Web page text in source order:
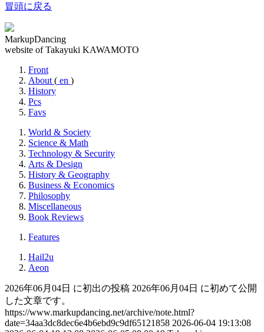
冒頭に戻る
MarkupDancing
website of Takayuki KAWAMOTO
Front
About ( en )
History
Pcs
Favs
World & Society
Science & Math
Technology & Security
Arts & Design
History & Geography
Business & Economics
Philosophy
Miscellaneous
Book Reviews
Features
Hail2u
Aeon
2026年06月04日 に初出の投稿 2026年06月04日 に初めて公開
した文章です。
https://www.markupdancing.net/archive/note.html?
date=34aa3dc8dec6e4b6ebd9c9df65121858 2026-06-04 19:13:08